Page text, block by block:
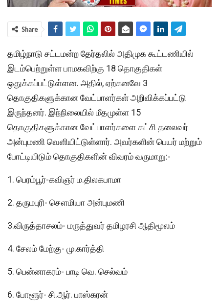
Share
தமிழ்நாடு சட்டமன்ற தேர்தலில் அதிமுக கூட்டணியில்
இடம்பெற்றுள்ள பாமகவிற்கு 18 தொகுதிகள்
ஒதுக்கப்பட்டுள்ளன. அதில், ஏற்கனவே 3
தொகுதிகளுக்கான வேட்பாளர்கள் அறிவிக்கப்பட்டு
இருந்தனர். இந்நிலையில் மீதமுள்ள 15
தொகுதிகளுக்கான வேட்பாளர்களை கட்சி தலைவர்
அன்புமணி வெளியிட்டுள்ளார். அவர்களின் பெயர் மற்றும்
போட்டியிடும் தொகுதிகளின் விவரம் வருமாறு:-
1. பெரம்பூர்-கவிஞர் ம.திலகபாமா
2. தருமபுரி- சௌமியா அன்புமணி
3.விருத்தாசலம்- மருத்துவர் தமிழரசி ஆதிமூலம்
4. சேலம் மேற்கு- மு.கார்த்தி
5. பென்னாகரம்- பாடி வெ. செல்வம்
6. போளூர்- சி.ஆர். பாஸ்கரன்